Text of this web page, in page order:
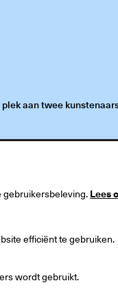
gebruikersbeleving. Lees
efficiënt te gebruiken.
wordt gebruikt.
aan twee
1